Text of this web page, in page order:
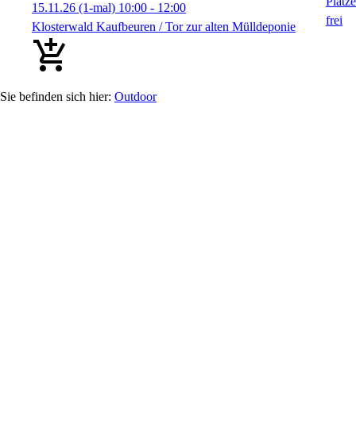
15.11.26 (1-mal) 10:00 - 12:00
Klosterwald Kaufbeuren / Tor zur alten Mülldeponie
Outdoor